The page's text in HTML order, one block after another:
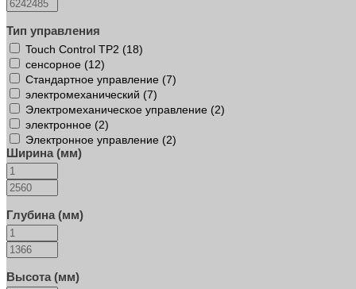
Тип управления
Touch Control TP2 (18)
сенсорное (12)
Стандартное управление (7)
электромеханический (7)
Электромеханическое управление (2)
электронное (2)
Электронное управление (2)
Ширина (мм)
Глубина (мм)
Высота (мм)